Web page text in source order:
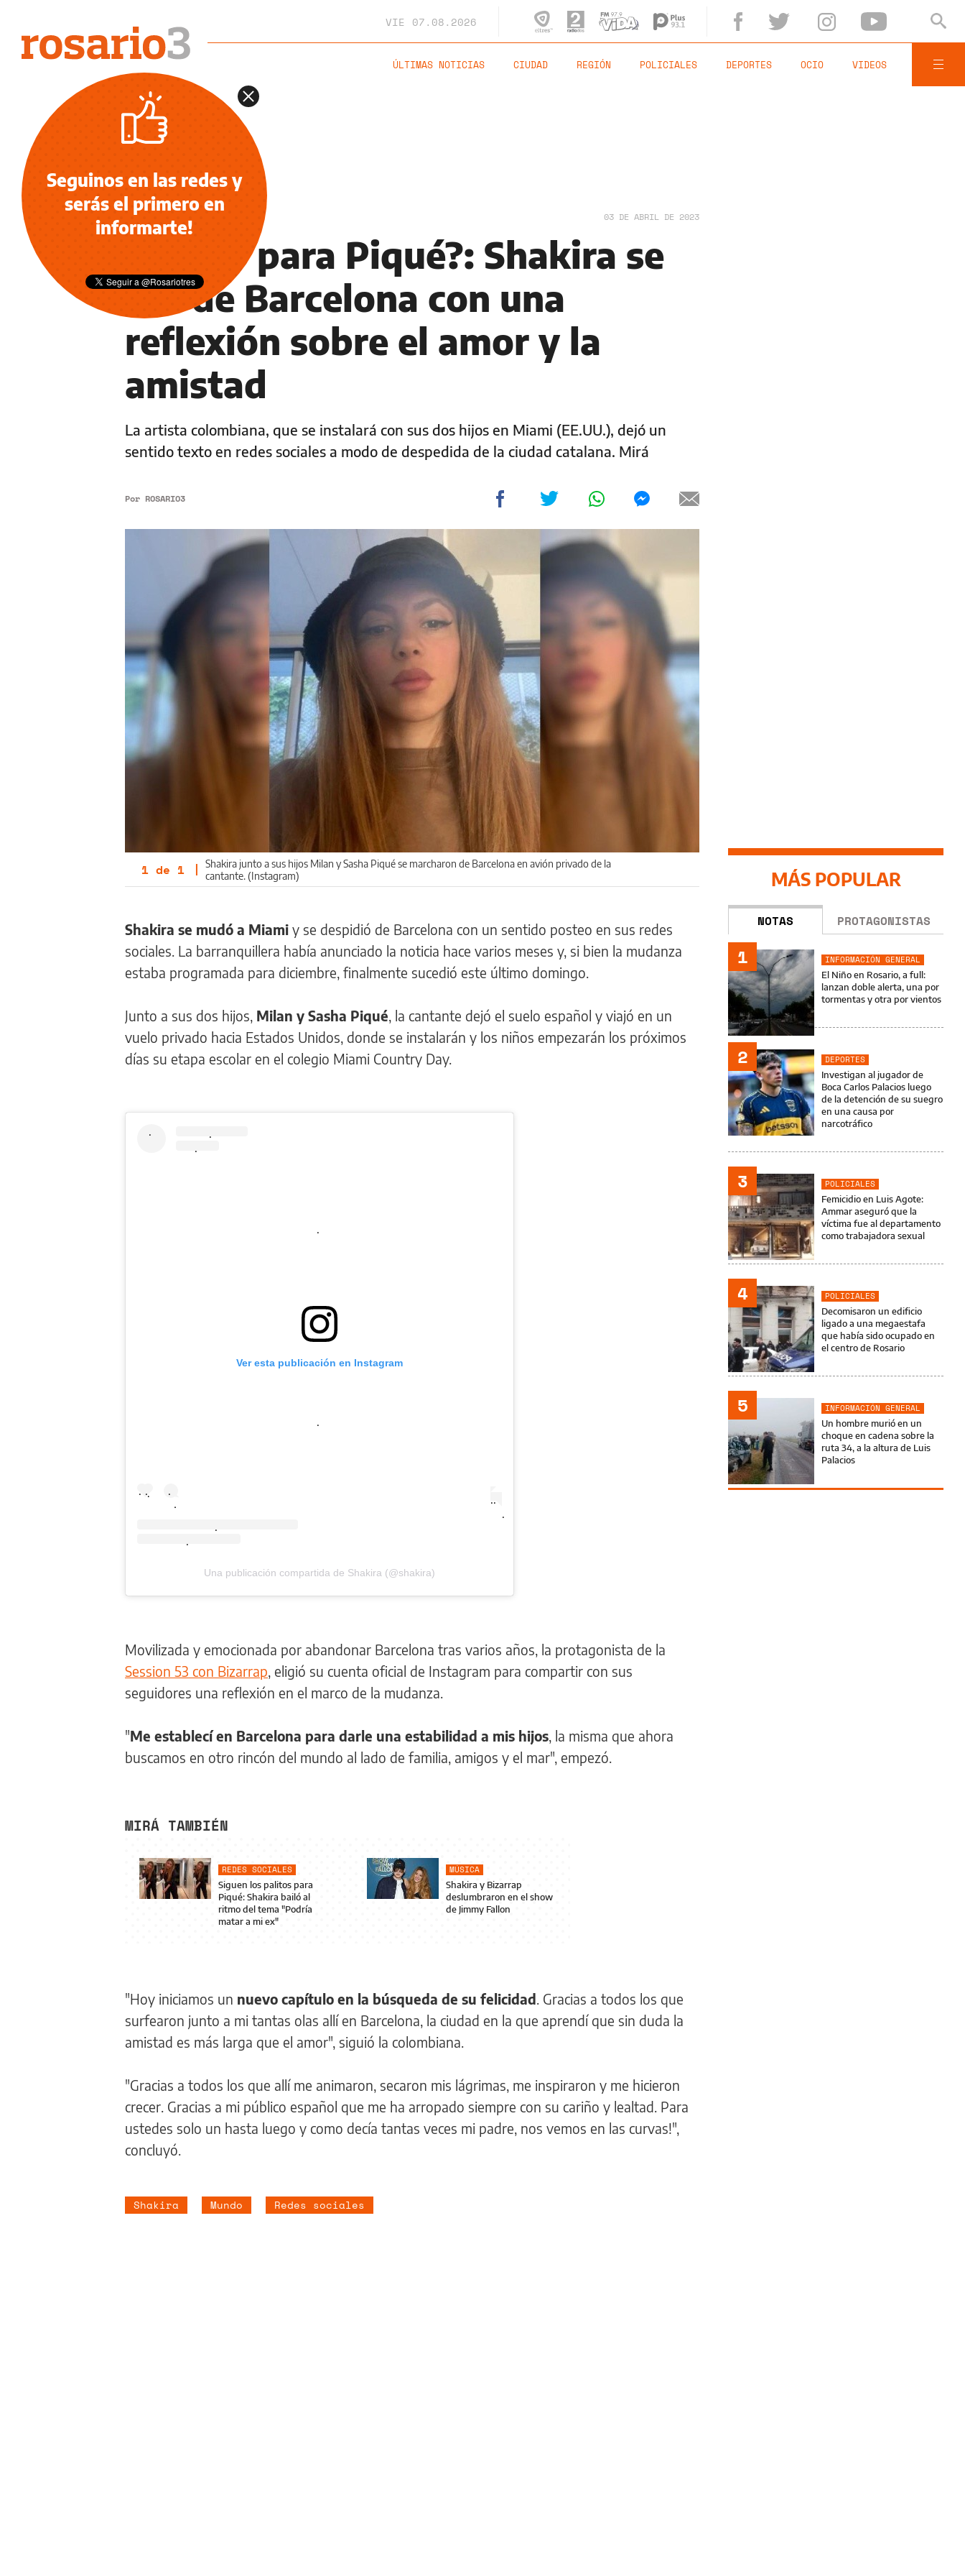
VIE 07.08.2026
ÚLTIMAS NOTICIAS CIUDAD REGIÓN POLICIALES DEPORTES OCIO VIDEOS
REDES SOCIALES 03 DE ABRIL DE 2023
¿Palito para Piqué?: Shakira se
fue de Barcelona con una
reflexión sobre el amor y la
amistad
La artista colombiana, que se instalará con sus dos hijos en Miami (EE.UU.), dejó un
sentido texto en redes sociales a modo de despedida de la ciudad catalana. Mirá
Por ROSARIO3
1 de 1 |
Shakira junto a sus hijos Milan y Sasha Piqué se marcharon de Barcelona en avión privado de la
cantante. (Instagram)
Shakira se mudó a Miami y se despidió de Barcelona con un sentido posteo en sus redes
sociales. La barranquillera había anunciado la noticia hace varios meses y, si bien la mudanza
estaba programada para diciembre, finalmente sucedió este último domingo.
Junto a sus dos hijos, Milan y Sasha Piqué , la cantante dejó el suelo español y viajó en un
vuelo privado hacia Estados Unidos, donde se instalarán y los niños empezarán los próximos
días su etapa escolar en el colegio Miami Country Day.
.
.
.
.
Ver esta publicación en Instagram
.
..
. .
. ..
.
.
.
Una publicación compartida de Shakira (@shakira)
Movilizada y emocionada por abandonar Barcelona tras varios años, la protagonista de la
Session 53 con Bizarrap , eligió su cuenta oficial de Instagram para compartir con sus
seguidores una reflexión en el marco de la mudanza.
"Me establecí en Barcelona para darle una estabilidad a mis hijos , la misma que ahora
buscamos en otro rincón del mundo al lado de familia, amigos y el mar", empezó.
MIRÁ TAMBIÉN
REDES SOCIALES
Siguen los palitos para
Piqué: Shakira bailó al
ritmo del tema "Podría
matar a mi ex"
MÚSICA
Shakira y Bizarrap
deslumbraron en el show
de Jimmy Fallon
"Hoy iniciamos un nuevo capítulo en la búsqueda de su felicidad . Gracias a todos los que
surfearon junto a mi tantas olas allí en Barcelona, la ciudad en la que aprendí que sin duda la
amistad es más larga que el amor", siguió la colombiana.
"Gracias a todos los que allí me animaron, secaron mis lágrimas, me inspiraron y me hicieron
crecer. Gracias a mi público español que me ha arropado siempre con su cariño y lealtad. Para
ustedes solo un hasta luego y como decía tantas veces mi padre, nos vemos en las curvas!",
concluyó.
Shakira Mundo Redes sociales
MÁS POPULAR
NOTAS PROTAGONISTAS
1
INFORMACIÓN GENERAL
El Niño en Rosario, a full:
lanzan doble alerta, una por
tormentas y otra por vientos
2
DEPORTES
Investigan al jugador de
Boca Carlos Palacios luego
de la detención de su suegro
en una causa por
narcotráfico
3
POLICIALES
Femicidio en Luis Agote:
Ammar aseguró que la
víctima fue al departamento
como trabajadora sexual
4
POLICIALES
Decomisaron un edificio
ligado a una megaestafa
que había sido ocupado en
el centro de Rosario
5
INFORMACIÓN GENERAL
Un hombre murió en un
choque en cadena sobre la
ruta 34, a la altura de Luis
Palacios
Seguinos en las redes y
serás el primero en
informarte!